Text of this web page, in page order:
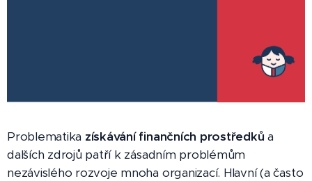
Problematika získávání finančních prostředků a
dalších zdrojů patří k zásadním problémům
nezávislého rozvoje mnoha organizací. Hlavní (a často